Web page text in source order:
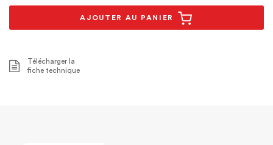
AJOUTER AU PANIER
Télécharger la
fiche technique